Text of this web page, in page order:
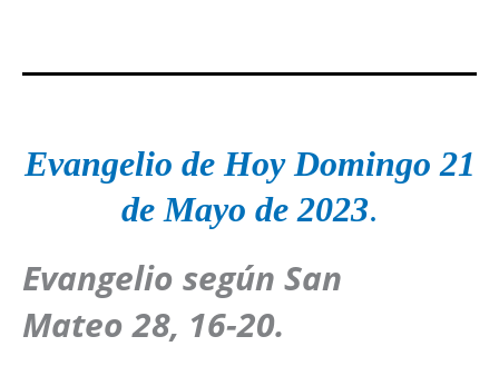
Evangelio de Hoy Domingo 21
de Mayo de 2023.
Evangelio según San
Mateo 28, 16-20.